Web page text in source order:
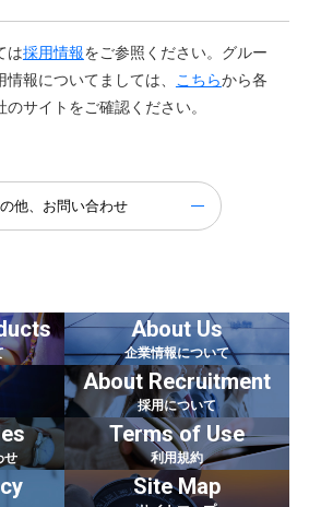
は採用情報をご参照ください。グルー
情報についてましては、 こちらから各
のサイトをご確認ください。
他、お問い合わせ
About Us
企業情報について
About Recruitment
採用について
せ
Terms of Use
利用規約
Site Map